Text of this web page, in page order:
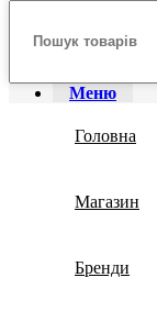
Меню
Головна
Магазин
Бренди